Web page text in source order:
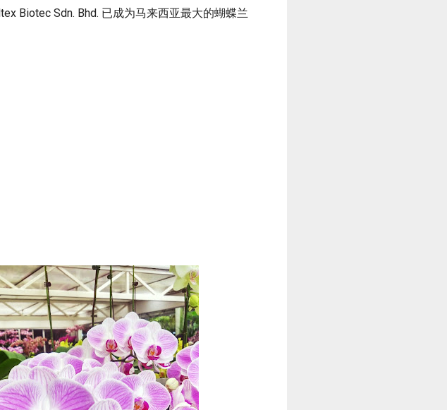
Biotec Sdn. Bhd. 已成为马来西亚最大的蝴蝶兰